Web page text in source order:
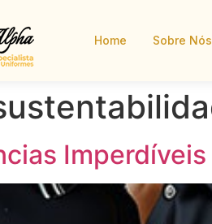
Home Sobre Nós